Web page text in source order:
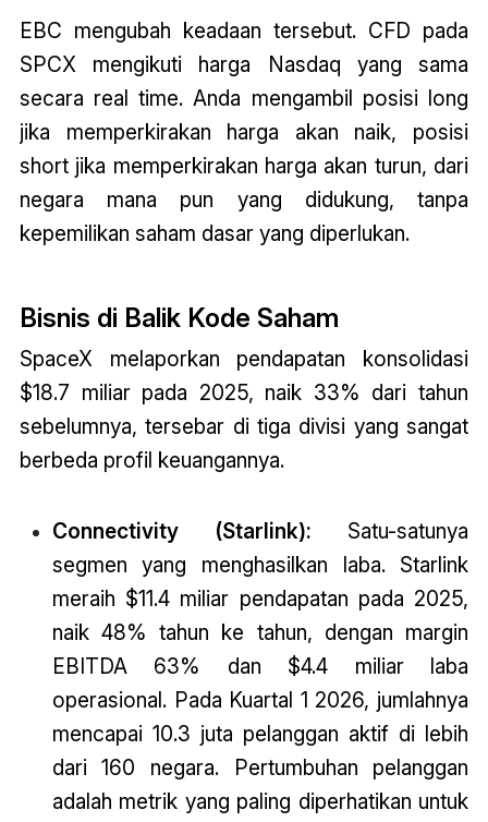
EBC mengubah keadaan tersebut. CFD pada
SPCX mengikuti harga Nasdaq yang sama
secara real time. Anda mengambil posisi long
jika memperkirakan harga akan naik, posisi
short jika memperkirakan harga akan turun, dari
negara mana pun yang didukung, tanpa
kepemilikan saham dasar yang diperlukan.
Bisnis di Balik Kode Saham
SpaceX melaporkan pendapatan konsolidasi
$18.7 miliar pada 2025, naik 33% dari tahun
sebelumnya, tersebar di tiga divisi yang sangat
berbeda profil keuangannya.
Connectivity (Starlink): Satu-satunya
segmen yang menghasilkan laba. Starlink
meraih $11.4 miliar pendapatan pada 2025,
naik 48% tahun ke tahun, dengan margin
EBITDA 63% dan $4.4 miliar laba
operasional. Pada Kuartal 1 2026, jumlahnya
mencapai 10.3 juta pelanggan aktif di lebih
dari 160 negara. Pertumbuhan pelanggan
adalah metrik yang paling diperhatikan untuk